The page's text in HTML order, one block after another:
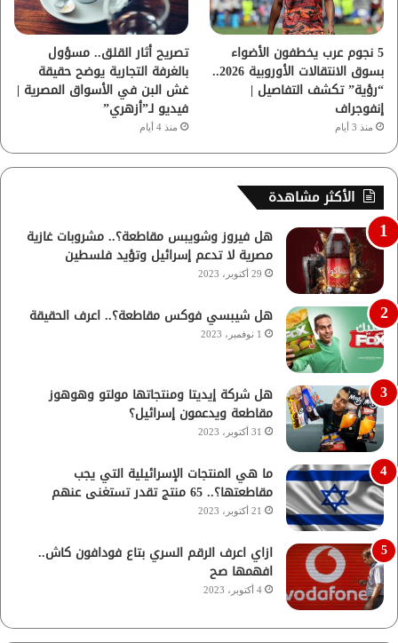
5 نجوم عرب يخطفون الأضواء
بسوق الانتقالات الأوروبية 2026..
“رؤية” تكشف التفاصيل |
إنفوجراف
منذ 3 أيام
تصريح أثار القلق.. مسؤول
بالغرفة التجارية يوضح حقيقة
غش البن في الأسواق المصرية |
فيديو لـ”أزهري”
منذ 4 أيام
الأكثر مشاهدة
هل فيروز وشويبس مقاطعة؟.. مشروبات غازية
مصرية لا تدعم إسرائيل وتؤيد فلسطين
29 أكتوبر، 2023
هل شيبسي فوكس مقاطعة؟.. اعرف الحقيقة
1 نوفمبر، 2023
هل شركة إيديتا ومنتجاتها مولتو وهوهوز
مقاطعة ويدعمون إسرائيل؟
31 أكتوبر، 2023
ما هي المنتجات الإسرائيلية التي يجب
مقاطعتها؟.. 65 منتج تقدر تستغنى عنهم
21 أكتوبر، 2023
ازاي اعرف الرقم السري بتاع فودافون كاش..
افهمها صح
4 أكتوبر، 2023